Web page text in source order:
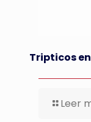
Tripticos
Leer